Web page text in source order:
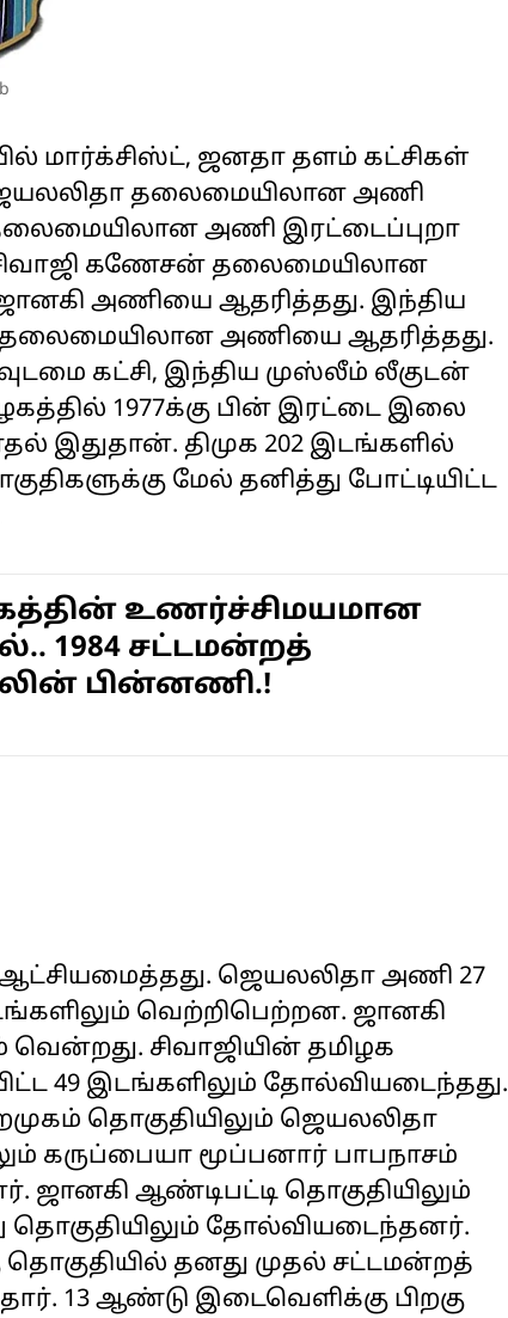
மார்க்சிஸ்ட், ஜனதா தளம் கட்சிகள்
தலைமையிலான அணி
அணி இரட்டைப்புறா
சிவாஜி கணேசன் தலைமையிலான
அணியை ஆதரித்தது. இந்திய
தலைமையிலான அணியை ஆதரித்தது.
கட்சி, இந்திய முஸ்லீம் லீகுடன்
1977க்கு பின் இரட்டை இலை
இதுதான். திமுக 202 இடங்களில்
மேல் தனித்து போட்டியிட்ட
உணர்ச்சிமயமான
1984 சட்டமன்றத்
பின்னணி.!
ஜெயலலிதா அணி 27
வெற்றிபெற்றன. ஜானகி
சிவாஜியின் தமிழக
49 இடங்களிலும் தோல்வியடைந்தது.
தொகுதியிலும் ஜெயலலிதா
கருப்பையா மூப்பனார் பாபநாசம்
ஜானகி ஆண்டிபட்டி தொகுதியிலும்
தோல்வியடைந்தனர்.
தனது முதல் சட்டமன்றத்
13 ஆண்டு இடைவெளிக்கு பிறகு